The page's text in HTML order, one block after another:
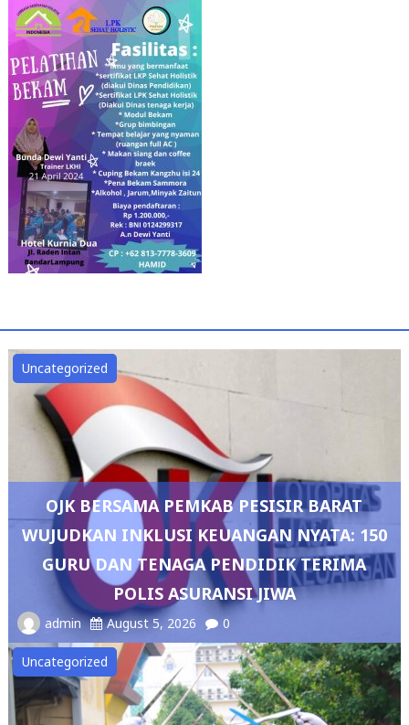
Uncategorized
OJK BERSAMA PEMKAB PESISIR BARAT
WUJUDKAN INKLUSI KEUANGAN NYATA: 150
GURU DAN TENAGA PENDIDIK TERIMA
POLIS ASURANSI JIWA
admin August 5, 2026 0
Uncategorized